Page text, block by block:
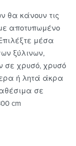
θα κάνουν τις
αποτυπωμένο
μέσα
ξύλινων,
σε χρυσό, χρυσό
ή λητά άκρα
σε
cm